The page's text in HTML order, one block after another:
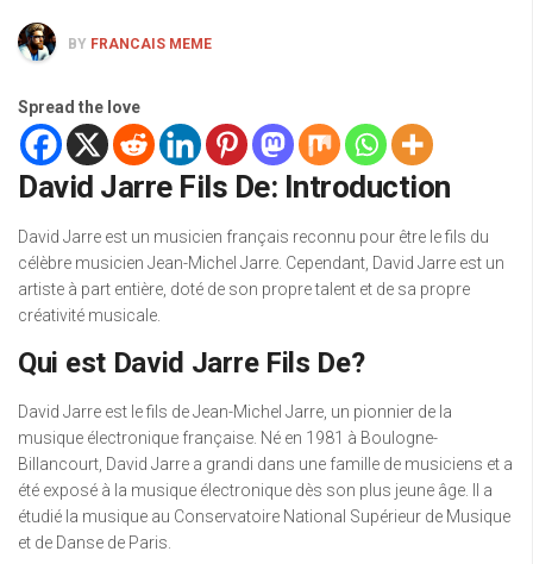
BY FRANCAIS MEME
Spread the love
David Jarre Fils De: Introduction
David Jarre est un musicien français reconnu pour être le fils du
célèbre musicien Jean-Michel Jarre. Cependant, David Jarre est un
artiste à part entière, doté de son propre talent et de sa propre
créativité musicale.
Qui est David Jarre Fils De?
David Jarre est le fils de Jean-Michel Jarre, un pionnier de la
musique électronique française. Né en 1981 à Boulogne-
Billancourt, David Jarre a grandi dans une famille de musiciens et a
été exposé à la musique électronique dès son plus jeune âge. Il a
étudié la musique au Conservatoire National Supérieur de Musique
et de Danse de Paris.